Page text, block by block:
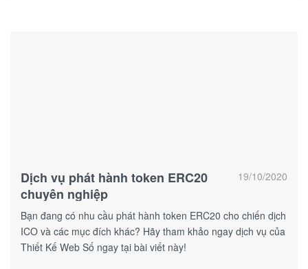
19/10/2020
Dịch vụ phát hành token ERC20
chuyên nghiệp
Bạn đang có nhu cầu phát hành token ERC20 cho chiến dịch
ICO và các mục đích khác? Hãy tham khảo ngay dịch vụ của
Thiết Kế Web Số ngay tại bài viết này!